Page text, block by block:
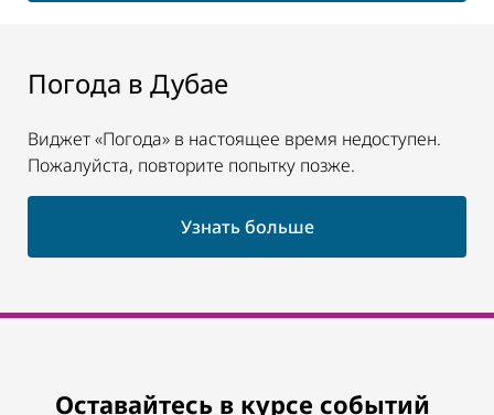
Погода в Дубае
Виджет «Погода» в настоящее время недоступен.
Пожалуйста, повторите попытку позже.
Узнать больше
Оставайтесь в курсе событий